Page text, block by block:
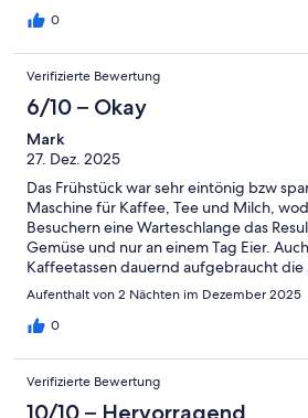
allerdings fehlen Eierspeisen und auch
wenig. Wir werden auf jeden Fall
0
Verifizierte Bewertung
6/10 – Okay
Mark
27. Dez. 2025
Das Frühstück war sehr eintönig bzw
Maschine für Kaffee, Tee und Milch,
Besuchern eine Warteschlange das
Gemüse und nur an einem Tag Eier.
Kaffeetassen dauernd aufgebraucht
verwendeten was nicht besonders
Wasser in das Zimmer abfließt.
Aufenthalt von 2 Nächten im Dezember 2025
0
Verifizierte Bewertung